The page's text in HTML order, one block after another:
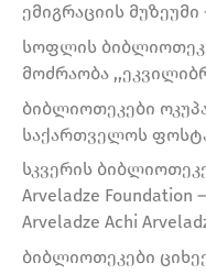
ემიგრაციის მუზეუმი
სოფლის
მოძრაობა
ბიბლიოთეკები
საქართველოს ფოსტა
სკვერის
Arveladze
Arveladze Achi
ბიბლიოთეკები